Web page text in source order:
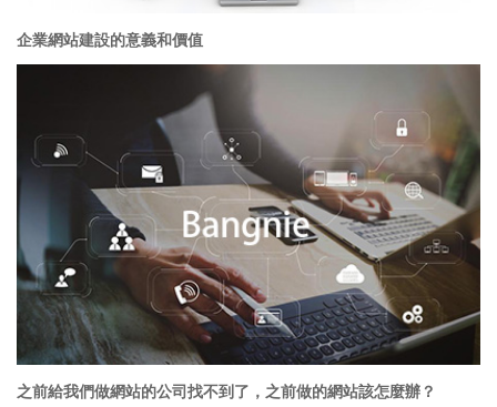
企業網站建設的意義和價值
之前給我們做網站的公司找不到了，之前做的網站該怎麼辦？